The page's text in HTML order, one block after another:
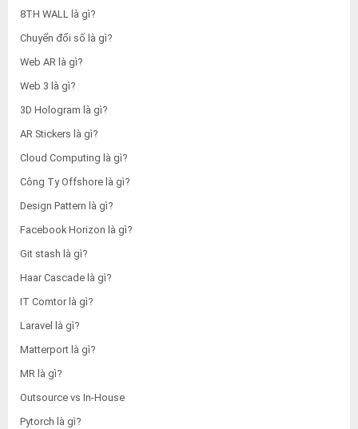
8TH WALL là gì?
Chuyển đổi số là gì?
Web AR là gì?
Web 3 là gì?
3D Hologram là gì?
AR Stickers là gì?
Cloud Computing là gì?
Công Ty Offshore là gì?
Design Pattern là gì?
Facebook Horizon là gì?
Git stash là gì?
Haar Cascade là gì?
IT Comtor là gì?
Laravel là gì?
Matterport là gì?
MR là gì?
Outsource vs In-House
Pytorch là gì?